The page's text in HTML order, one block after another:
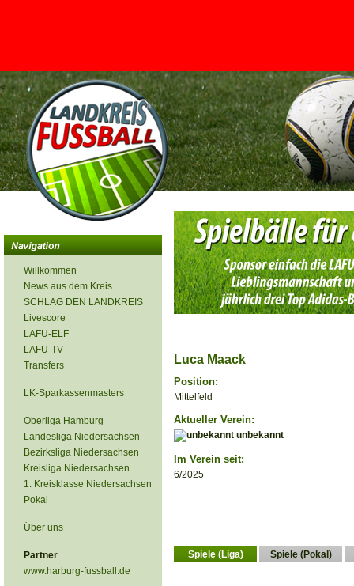
<
Willkommen
News aus dem Kreis
SCHLAG DEN LANDKREIS
Livescore
LAFU-ELF
LAFU-TV
Transfers
LK-Sparkassenmasters
Oberliga Hamburg
Landesliga Niedersachsen
Bezirksliga Niedersachsen
Kreisliga Niedersachsen
1. Kreisklasse Niedersachsen
Pokal
Über uns
Partner
www.harburg-fussball.de
Luca Maack
Position:
Mittelfeld
Aktueller Verein:
unbekannt
Im Verein seit:
6/2025
Spiele (Liga) Spiele (Pokal)